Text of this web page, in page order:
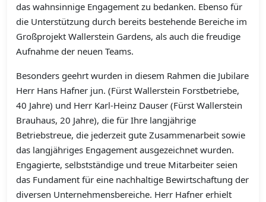
das wahnsinnige Engagement zu bedanken. Ebenso für
die Unterstützung durch bereits bestehende Bereiche im
Großprojekt Wallerstein Gardens, als auch die freudige
Aufnahme der neuen Teams.
Besonders geehrt wurden in diesem Rahmen die Jubilare
Herr Hans Hafner jun. (Fürst Wallerstein Forstbetriebe,
40 Jahre) und Herr Karl-Heinz Dauser (Fürst Wallerstein
Brauhaus, 20 Jahre), die für Ihre langjährige
Betriebstreue, die jederzeit gute Zusammenarbeit sowie
das langjähriges Engagement ausgezeichnet wurden.
Engagierte, selbstständige und treue Mitarbeiter seien
das Fundament für eine nachhaltige Bewirtschaftung der
diversen Unternehmensbereiche. Herr Hafner erhielt